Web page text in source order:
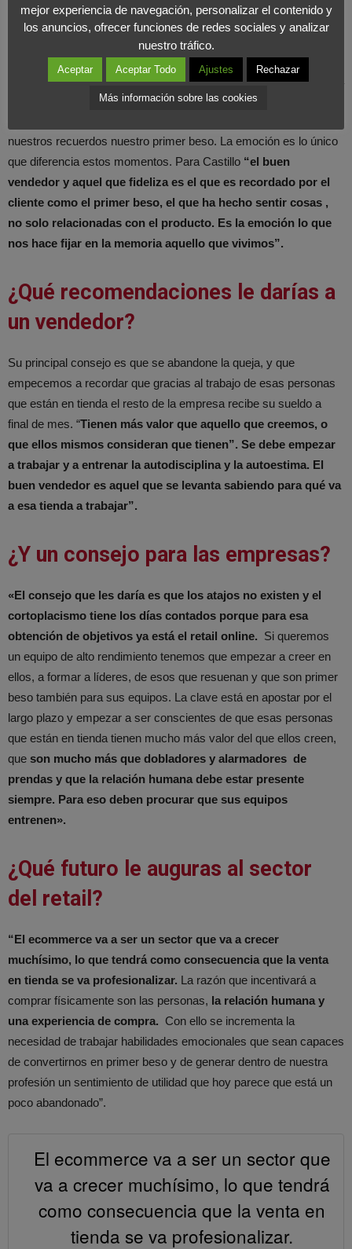
emocionándolo.
COMPARTIR EN X
“A un cliente se le consigue fidelizar emocionándolo”. Relata
como anécdota el hecho de que somos incapaces de recordar
nuestros recuerdos nuestro primer beso. La emoción es lo único
que diferencia estos momentos. Para Castillo “el buen
vendedor y aquel que fideliza es el que es recordado por el
cliente como el primer beso, el que ha hecho sentir cosas ,
no solo relacionadas con el producto. Es la emoción lo que
nos hace fijar en la memoria aquello que vivimos”.
¿Qué recomendaciones le darías a
un vendedor?
Su principal consejo es que se abandone la queja, y que
empecemos a recordar que gracias al trabajo de esas personas
que están en tienda el resto de la empresa recibe su sueldo a
final de mes. “Tienen más valor que aquello que creemos, o
que ellos mismos consideran que tienen”. Se debe empezar
a trabajar y a entrenar la autodisciplina y la autoestima. El
buen vendedor es aquel que se levanta sabiendo para qué va
a esa tienda a trabajar”.
¿Y un consejo para las empresas?
«El consejo que les daría es que los atajos no existen y el
cortoplacismo tiene los días contados porque para esa
obtención de objetivos ya está el retail online. Si queremos
un equipo de alto rendimiento tenemos que empezar a creer en
ellos, a formar a líderes, de esos que resuenan y que son primer
beso también para sus equipos. La clave está en apostar por el
largo plazo y empezar a ser conscientes de que esas personas
que están en tienda tienen mucho más valor del que ellos creen,
que son mucho más que dobladores y alarmadores de
prendas y que la relación humana debe estar presente
siempre. Para eso deben procurar que sus equipos
entrenen».
¿Qué futuro le auguras al sector
del retail?
“El ecommerce va a ser un sector que va a crecer
muchísimo, lo que tendrá como consecuencia que la venta
en tienda se va profesionalizar. La razón que incentivará a
comprar físicamente son las personas, la relación humana y
una experiencia de compra. Con ello se incrementa la
necesidad de trabajar habilidades emocionales que sean capaces
de convertirnos en primer beso y de generar dentro de nuestra
profesión un sentimiento de utilidad que hoy parece que está un
poco abandonado”.
El ecommerce va a ser un sector que
va a crecer muchísimo, lo que tendrá
como consecuencia que la venta en
tienda se va profesionalizar.
mejor experiencia de navegación, personalizar el contenido y
los anuncios, ofrecer funciones de redes sociales y analizar
nuestro tráfico.
Aceptar Aceptar Todo Ajustes Rechazar
Más información sobre las cookies